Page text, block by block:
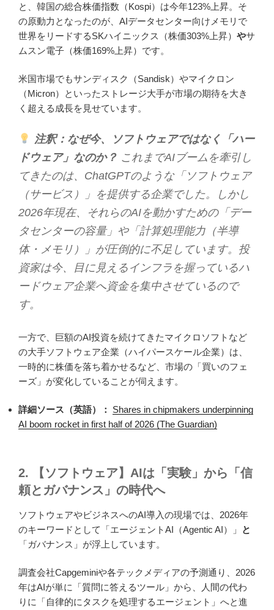
と、韓国の総合株価指数（Kospi）は今年123%上昇。そ
の原動力となったのが、AIデータセンター向けメモリで
世界をリードするSKハイニックス（株価303%上昇） やサ
ムスン電子（株価169%上昇）です。
米国市場でもサンディスク（Sandisk）やマイクロン
（Micron）といったストレージ大手が市場の期待を大き
く超える成長を見せています。
注釈：なぜ今、ソフトウェアではなく「ハー
ドウェア」なのか？ これまでAIブームを牽引し
てきたのは、ChatGPTのような「ソフトウェア
（サービス）」を提供する企業でした。しかし
2026年現在、それらのAIを動かすための「デー
タセンターの容量」や「計算処理能力（半導
体・メモリ）」が圧倒的に不足しています。投
資家は今、目に見えるインフラを握っているハ
ードウェア企業へ資金を集中させているので
す。
一方で、巨額のAI投資を続けてきたマイクロソフトなど
の大手ソフトウェア企業（ハイパースケール企業）は、
一時的に株価を落ち着かせるなど、市場の「買いのフェ
ーズ」が変化していることが伺えます。
詳細ソース（英語）：
Shares in chipmakers underpinning
AI boom rocket in first half of 2026 (The Guardian)
2. 【ソフトウェア】AIは「実験」から「信
頼とガバナンス」の時代へ
ソフトウェアやビジネスへのAI導入の現場では、2026年
のキーワードとして「エージェントAI（Agentic AI）」
と
「ガバナンス」が浮上しています。
調査会社Capgeminiや各テックメディアの予測通り、2026
年はAIが単に「質問に答えるツール」から、人間の代わ
りに「自律的にタスクを処理するエージェント」へと進